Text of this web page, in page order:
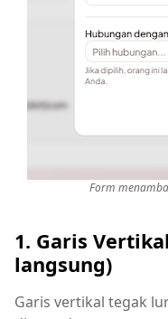
Form
1. Garis
langsung)
Garis vertikal tegak